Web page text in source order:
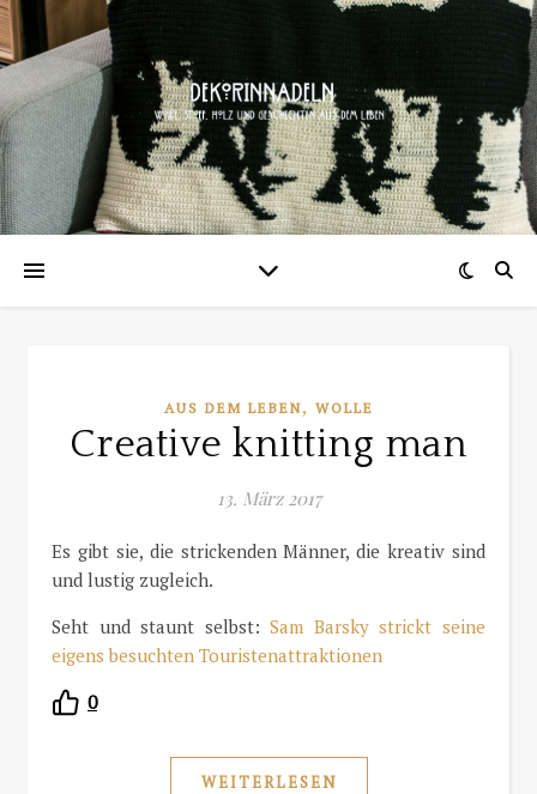
AUS DEM LEBEN, WOLLE
Creative knitting man
13. März 2017
Es gibt sie, die strickenden Männer, die kreativ sind
und lustig zugleich.
Seht und staunt selbst:Sam Barsky strickt seine
eigens besuchten Touristenattraktionen
0
WEITERLESEN